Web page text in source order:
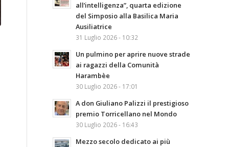
all’intelligenza”, quarta edizione
del Simposio alla Basilica Maria
Ausiliatrice
31 Luglio 2026 - 10:32
Un pulmino per aprire nuove strade
ai ragazzi della Comunità
Harambèe
30 Luglio 2026 - 17:01
A don Giuliano Palizzi il prestigioso
premio Torricellano nel Mondo
30 Luglio 2026 - 16:43
Mezzo secolo dedicato ai più